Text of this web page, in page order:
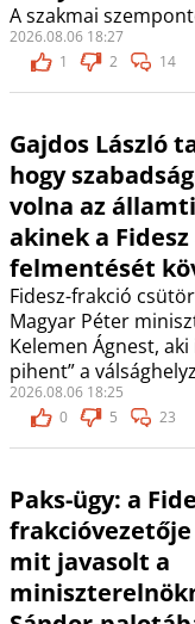
A szakmai
2026.08.06 18:27
1
2 14
Gajdos László
hogy
volna az
akinek a Fidesz
felmentését
Fidesz-frakció
Magyar Péter
Kelemen Ágnest,
pihent” a
2026.08.06 18:25
0
5 23
Paks-ügy: a
mit javasolt a